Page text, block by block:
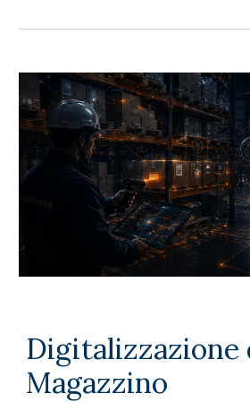
Digitalizzazione
Magazzino